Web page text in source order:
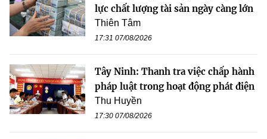
lực chất lượng tài sản ngày càng lớn
Thiên Tâm
17:31 07/08/2026
Tây Ninh: Thanh tra việc chấp hành
pháp luật trong hoạt động phát điện
Thu Huyền
17:30 07/08/2026